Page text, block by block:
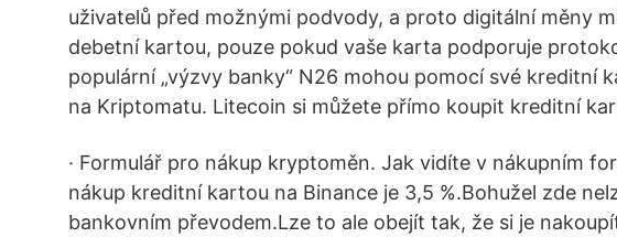
uživatelů před možnými podvody, a proto digitální měny
debetní kartou, pouze pokud vaše karta podporuje
populární „výzvy banky“ N26 mohou pomocí své kreditní
na Kriptomatu. Litecoin si můžete přímo koupit kreditní
· Formulář pro nákup kryptoměn. Jak vidíte v nákupním
nákup kreditní kartou na Binance je 3,5 %.Bohužel zde
bankovním převodem.Lze to ale obejít tak, že si je